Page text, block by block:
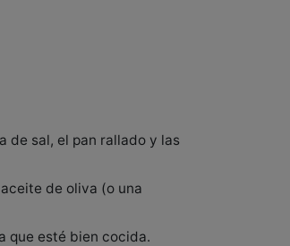
de sal, el pan rallado y las
de oliva (o una
que esté bien cocida.